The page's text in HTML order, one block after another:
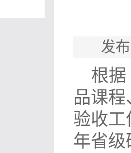
发
根据
品课
验收工
年省级